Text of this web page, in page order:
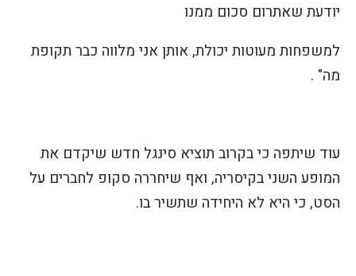
יודעת שאתרום סכום ממנו
למשפחות מעוטות יכולת, אותן אני מלווה כבר תקופת
מה" .
עוד שיתפה כי בקרוב תוציא סינגל חדש שיקדם את
המופע השני בקיסריה, ואף שיחררה סקופ לחברים על
הסט, כי היא לא היחידה שתשיר בו.